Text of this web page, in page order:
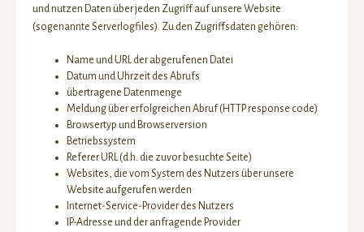
und nutzen Daten über jeden Zugriff auf unsere Website
(sogenannte Serverlogfiles). Zu den Zugriffsdaten gehören:
Name und URL der abgerufenen Datei
Datum und Uhrzeit des Abrufs
übertragene Datenmenge
Meldung über erfolgreichen Abruf (HTTP response code)
Browsertyp und Browserversion
Betriebssystem
Referer URL (d.h. die zuvor besuchte Seite)
Websites, die vom System des Nutzers über unsere
Website aufgerufen werden
Internet-Service-Provider des Nutzers
IP-Adresse und der anfragende Provider